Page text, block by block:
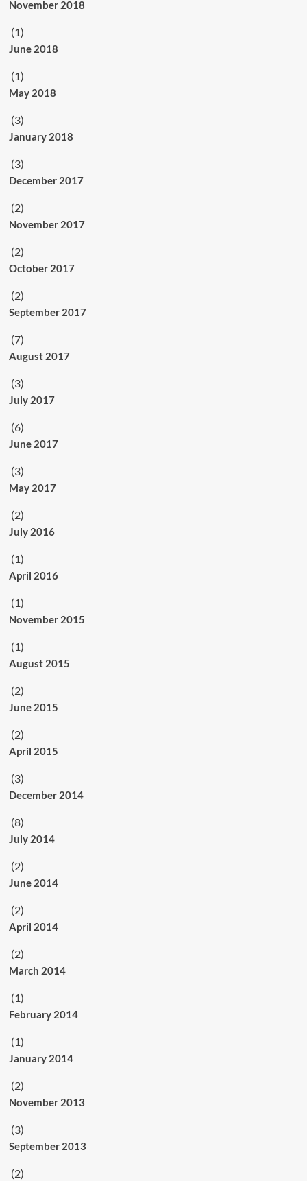
November 2018
(1)
June 2018
(1)
May 2018
(3)
January 2018
(3)
December 2017
(2)
November 2017
(2)
October 2017
(2)
September 2017
(7)
August 2017
(3)
July 2017
(6)
June 2017
(3)
May 2017
(2)
July 2016
(1)
April 2016
(1)
November 2015
(1)
August 2015
(2)
June 2015
(2)
April 2015
(3)
December 2014
(8)
July 2014
(2)
June 2014
(2)
April 2014
(2)
March 2014
(1)
February 2014
(1)
January 2014
(2)
November 2013
(3)
September 2013
(2)